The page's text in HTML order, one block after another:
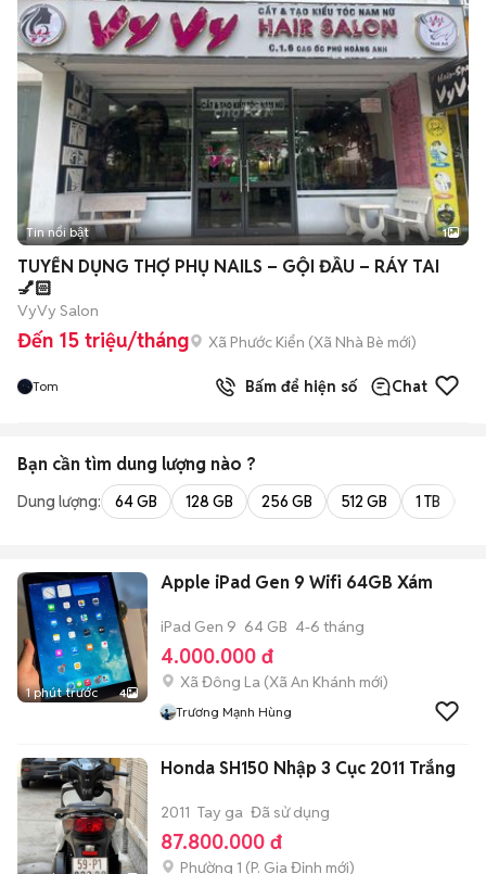
Tin nổi bật 1
TUYỂN DỤNG THỢ PHỤ NAILS – GỘI ĐẦU – RÁY TAI
💅🏻
VyVy Salon
Đến 15 triệu/tháng Xã Phước Kiển (Xã Nhà Bè mới)
Tom Bấm để hiện số Chat
Bạn cần tìm dung lượng nào ?
Dung lượng: 64 GB 128 GB 256 GB 512 GB 1 TB
1 phút trước 4
Apple iPad Gen 9 Wifi 64GB Xám
iPad Gen 9 64 GB 4-6 tháng
4.000.000 đ
Xã Đông La (Xã An Khánh mới)
Trương Mạnh Hùng
Honda SH150 Nhập 3 Cục 2011 Trắng
2011 Tay ga Đã sử dụng
87.800.000 đ
Phường 1 (P. Gia Định mới)